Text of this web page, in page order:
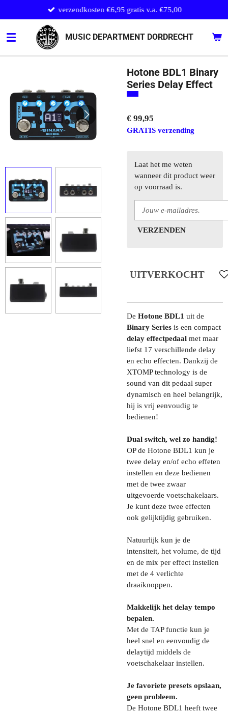
direct
naar
de
hoofdinhoud
MUSIC DEPARTMENT DORDRECHT
verzendkosten €6,95 gratis v.a. €75,00
Hotone BDL1 Binary
Series Delay Effect
€ 99,95
GRATIS verzending
Laat het me weten
wanneer dit product weer
op voorraad is.
VERZENDEN
UITVERKOCHT
De Hotone BDL1 uit de
Binary Series is een compact
delay effectpedaal met maar
liefst 17 verschillende delay
en echo effecten. Dankzij de
XTOMP technology is de
sound van dit pedaal super
dynamisch en heel belangrijk,
hij is vrij eenvoudig te
bedienen!
Dual switch, wel zo handig!
OP de Hotone BDL1 kun je
twee delay en/of echo effeten
instellen en deze bedienen
met de twee zwaar
uitgevoerde voetschakelaars.
Je kunt deze twee effecten
ook gelijktijdig gebruiken.
Natuurlijk kun je de
intensiteit, het volume, de tijd
en de mix per effect instellen
met de 4 verlichte
draaiknoppen.
Makkelijk het delay tempo
bepalen.
Met de TAP functie kun je
heel snel en eenvoudig de
delaytijd middels de
voetschakelaar instellen.
Je favoriete presets opslaan,
geen probleem.
De Hotone BDL1 heeft twee